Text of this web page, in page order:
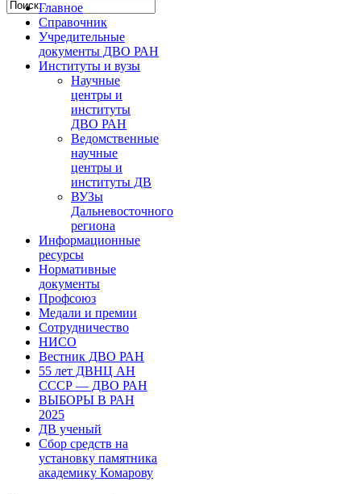
Главное
Справочник
Учредительные
документы ДВО РАН
Институты и вузы
Научные
центры и
институты
ДВО РАН
Ведомственные
научные
центры и
институты ДВ
ВУЗы
Дальневосточного
региона
Информационные
ресурсы
Нормативные
документы
Профсоюз
Медали и премии
Сотрудничество
НИСО
Вестник ДВО РАН
55 лет ДВНЦ АН
СССР — ДВО РАН
ВЫБОРЫ В РАН
2025
ДВ ученый
Сбор средств на
установку памятника
академику Комарову